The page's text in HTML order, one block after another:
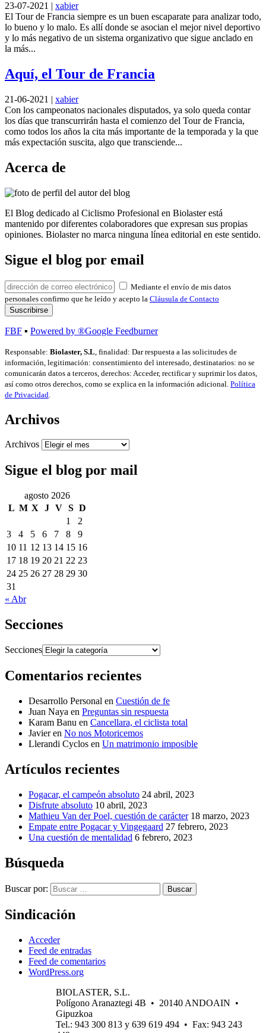
23-07-2021 | xabier
El Tour de Francia siempre es un buen escaparate para analizar todo,
lo bueno y lo malo. Es allí donde se asocian el mejor nivel deportivo
y lo más negativo de un sistema organizativo que sigue anclado en
la más...
Aquí, el Tour de Francia
21-06-2021 | xabier
Con los campeonatos nacionales disputados, ya solo queda contar
los días que transcurrirán hasta el comienzo del Tour de Francia,
como todos los años la cita más importante de la temporada y la que
más expectación suscita, algo que transciende...
Acerca de
El Blog dedicado al Ciclismo Profesional en Biolaster está
mantenido por diferentes colaboradores que expresan sus propias
opiniones. Biolaster no marca ninguna línea editorial en este sentido.
Sigue el blog por email
Mediante el envío de mis datos
personales confirmo que he leído y acepto la Cláusula de Contacto
FBF ▪ Powered by ®Google Feedburner
Responsable: Biolaster, S.L , finalidad: Dar respuesta a las solicitudes de
información, legitimación: consentimiento del interesado, destinatarios: no se
comunicarán datos a terceros, derechos: Acceder, rectificar y suprimir los datos,
así como otros derechos, como se explica en la información adicional. Política
de Privacidad
Archivos
Archivos
Sigue el blog por mail
agosto 2026
L M X J V S D
1
2
3
4 5 6 7 8
9
10 11 12 13 14 15 16
17 18 19 20 21 22 23
24 25 26 27 28 29 30
31
« Abr
Secciones
Secciones
Comentarios recientes
Desarrollo Personal en Cuestión de fe
Juan Naya en Preguntas sin respuesta
Karam Banu en Cancellara, el ciclista total
Javieren No nos Motoricemos
Llerandi Cyclos en Un matrimonio imposible
Artículos recientes
Pogacar, el campeón absoluto 24 abril, 2023
Disfrute absoluto 10 abril, 2023
Mathieu Van der Poel, cuestión de carácter 18 marzo, 2023
Empate entre Pogacar y Vingegaard 27 febrero, 2023
Una cuestión de mentalidad 6 febrero, 2023
Búsqueda
Buscar por: Buscar
Sindicación
Acceder
Feed de entradas
Feed de comentarios
WordPress.org
BIOLASTER, S.L.
Polígono Aranaztegi 4B • 20140 ANDOAIN •
Gipuzkoa
Tel.: 943 300 813 y 639 619 494 • Fax: 943 243